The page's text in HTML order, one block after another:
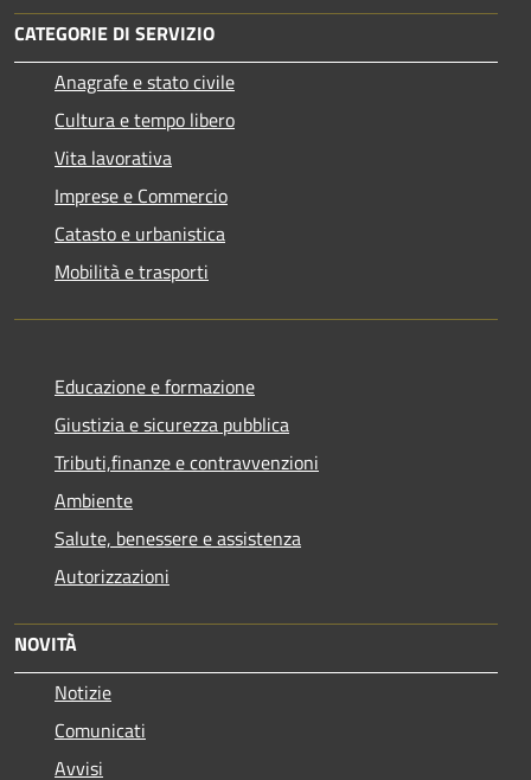
CATEGORIE DI SERVIZIO
Anagrafe e stato civile
Cultura e tempo libero
Vita lavorativa
Imprese e Commercio
Catasto e urbanistica
Mobilità e trasporti
Educazione e formazione
Giustizia e sicurezza pubblica
Tributi,finanze e contravvenzioni
Ambiente
Salute, benessere e assistenza
Autorizzazioni
NOVITÀ
Notizie
Comunicati
Avvisi